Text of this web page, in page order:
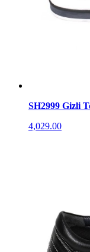
SH2999 Gizli
4,029.00